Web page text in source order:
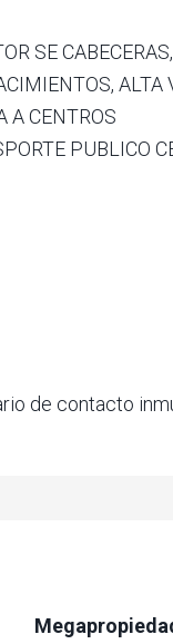
SE
ALTA
A CENTROS
PUBLICO
de contacto